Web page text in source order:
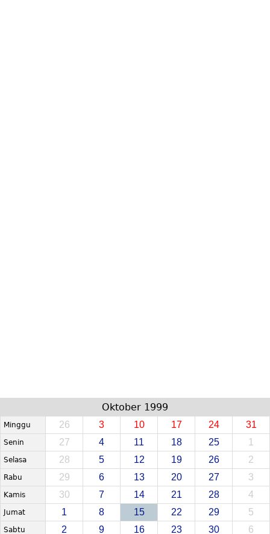
Oktober 1999
Minggu 26 3 10 17 24 31
Senin 27 4 11 18 25 1
Selasa 28 5 12 19 26 2
Rabu 29 6 13 20 27 3
Kamis 30 7 14 21 28 4
Jumat 1 8 15 22 29 5
Sabtu 2 9 16 23 30 6